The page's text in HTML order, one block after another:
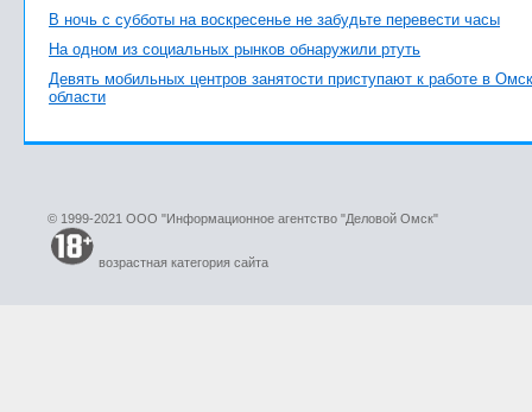
В ночь с субботы на воскресенье не забудьте перевести часы
На одном из социальных рынков обнаружили ртуть
Девять мобильных центров занятости приступают к работе в
области
© 1999-2021 ООО "Информационное агентство "Деловой Омск"
возрастная категория сайта